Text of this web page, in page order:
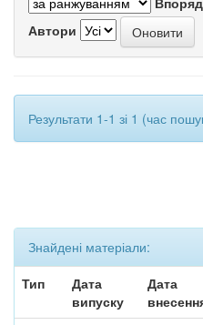
Автори
Результати 1-1 зі 1 (час
Знайдені матеріали:
Тип
Дата
випуску
Дата